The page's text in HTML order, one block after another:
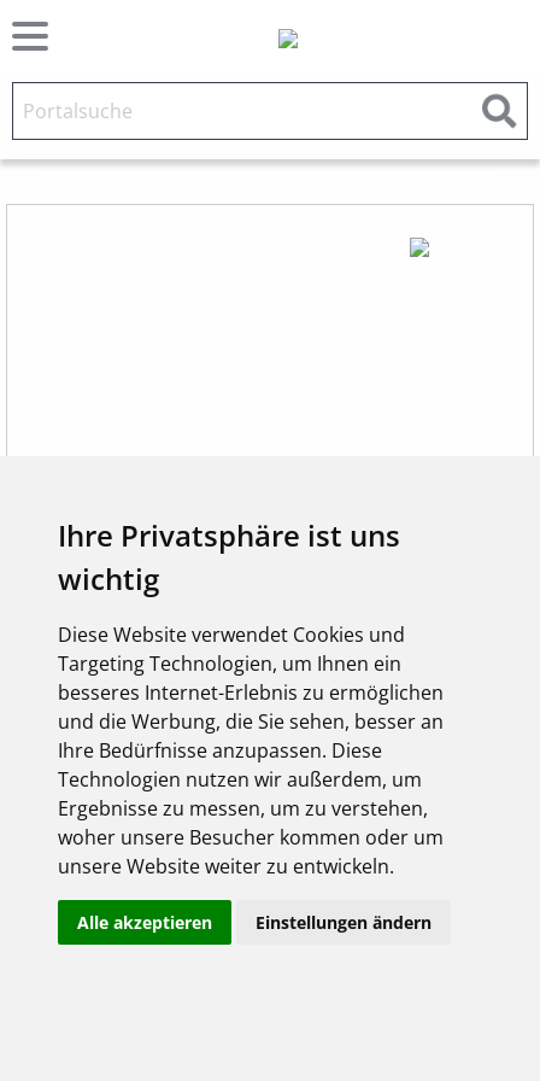
Ihre Privatsphäre ist uns
wichtig
Diese Website verwendet Cookies und
Targeting Technologien, um Ihnen ein
besseres Internet-Erlebnis zu ermöglichen
und die Werbung, die Sie sehen, besser an
Ihre Bedürfnisse anzupassen. Diese
Technologien nutzen wir außerdem, um
Ergebnisse zu messen, um zu verstehen,
woher unsere Besucher kommen oder um
unsere Website weiter zu entwickeln.
Alle akzeptieren Einstellungen ändern
FEGIME
ELEKTROtools